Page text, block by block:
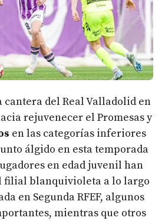
cantera del Real Valladolid en
rejuvenecer el Promesas y
en las categorías inferiores
álgido en esta temporada
en edad juvenil han
filial blanquivioleta a lo largo
en Segunda RFEF, algunos
mientras que otros